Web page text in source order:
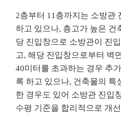
2층부터 11층까지는 소방관
하고 있으나, 층고가 높은 건
당 진입창으로 소방관이 진
고, 해당 진입창으로부터 벽
40미터를 초과하는 경우 추
록 하고 있으나, 건축물의 특
한 경우도 있어 소방관 진입
수평 기준을 합리적으로 개